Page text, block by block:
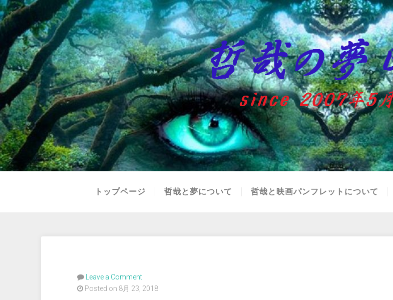
トップページ 哲哉と夢について 哲哉と映画パンフレットについて
Leave a Comment
Posted on 8月 23, 2018